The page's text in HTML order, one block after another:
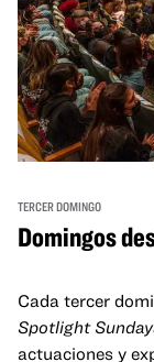
TERCER DOMINGO
Domingos
Cada tercer
Spotlight
actuaciones y